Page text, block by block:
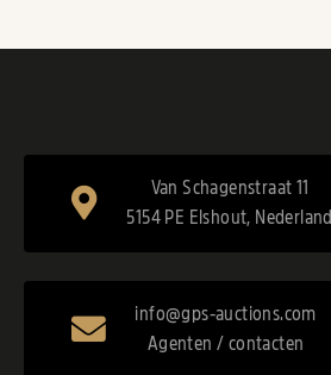
Van Schagenstraat 11
5154 PE Elshout, Nederland
info@gps-auctions.com
Agenten / contacten